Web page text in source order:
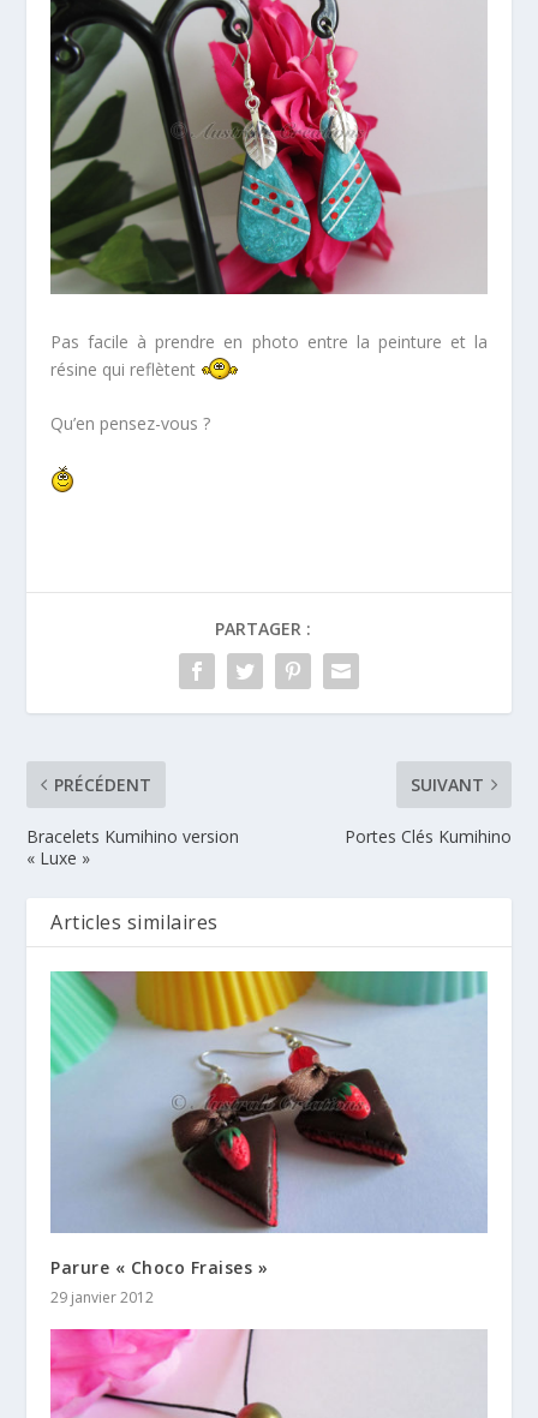
Pas facile à prendre en photo entre la peinture et la
résine qui reflètent
Qu’en pensez-vous ?
PARTAGER :
PRÉCÉDENT
Bracelets Kumihino version
« Luxe »
SUIVANT
Portes Clés Kumihino
Articles similaires
Parure « Choco Fraises »
29 janvier 2012